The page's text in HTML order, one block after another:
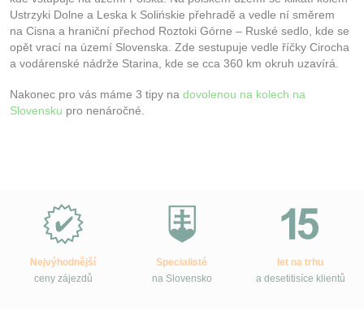
Ustrzyki Dolne a Leska k Solińskie přehradě a vedle ní směrem
na Cisna a hraniční přechod Roztoki Górne – Ruské sedlo, kde se
opět vrací na území Slovenska. Zde sestupuje vedle říčky Cirocha
a vodárenské nádrže Starina, kde se cca 360 km okruh uzavírá.
Nakonec pro vás máme 3 tipy na dovolenou na kolech na
Slovensku pro nenáročné.
Slovensko.cz?
Nejvýhodnější
ceny zájezdů
Specialisté
na Slovensko
let na trhu
a desetitisíce klientů